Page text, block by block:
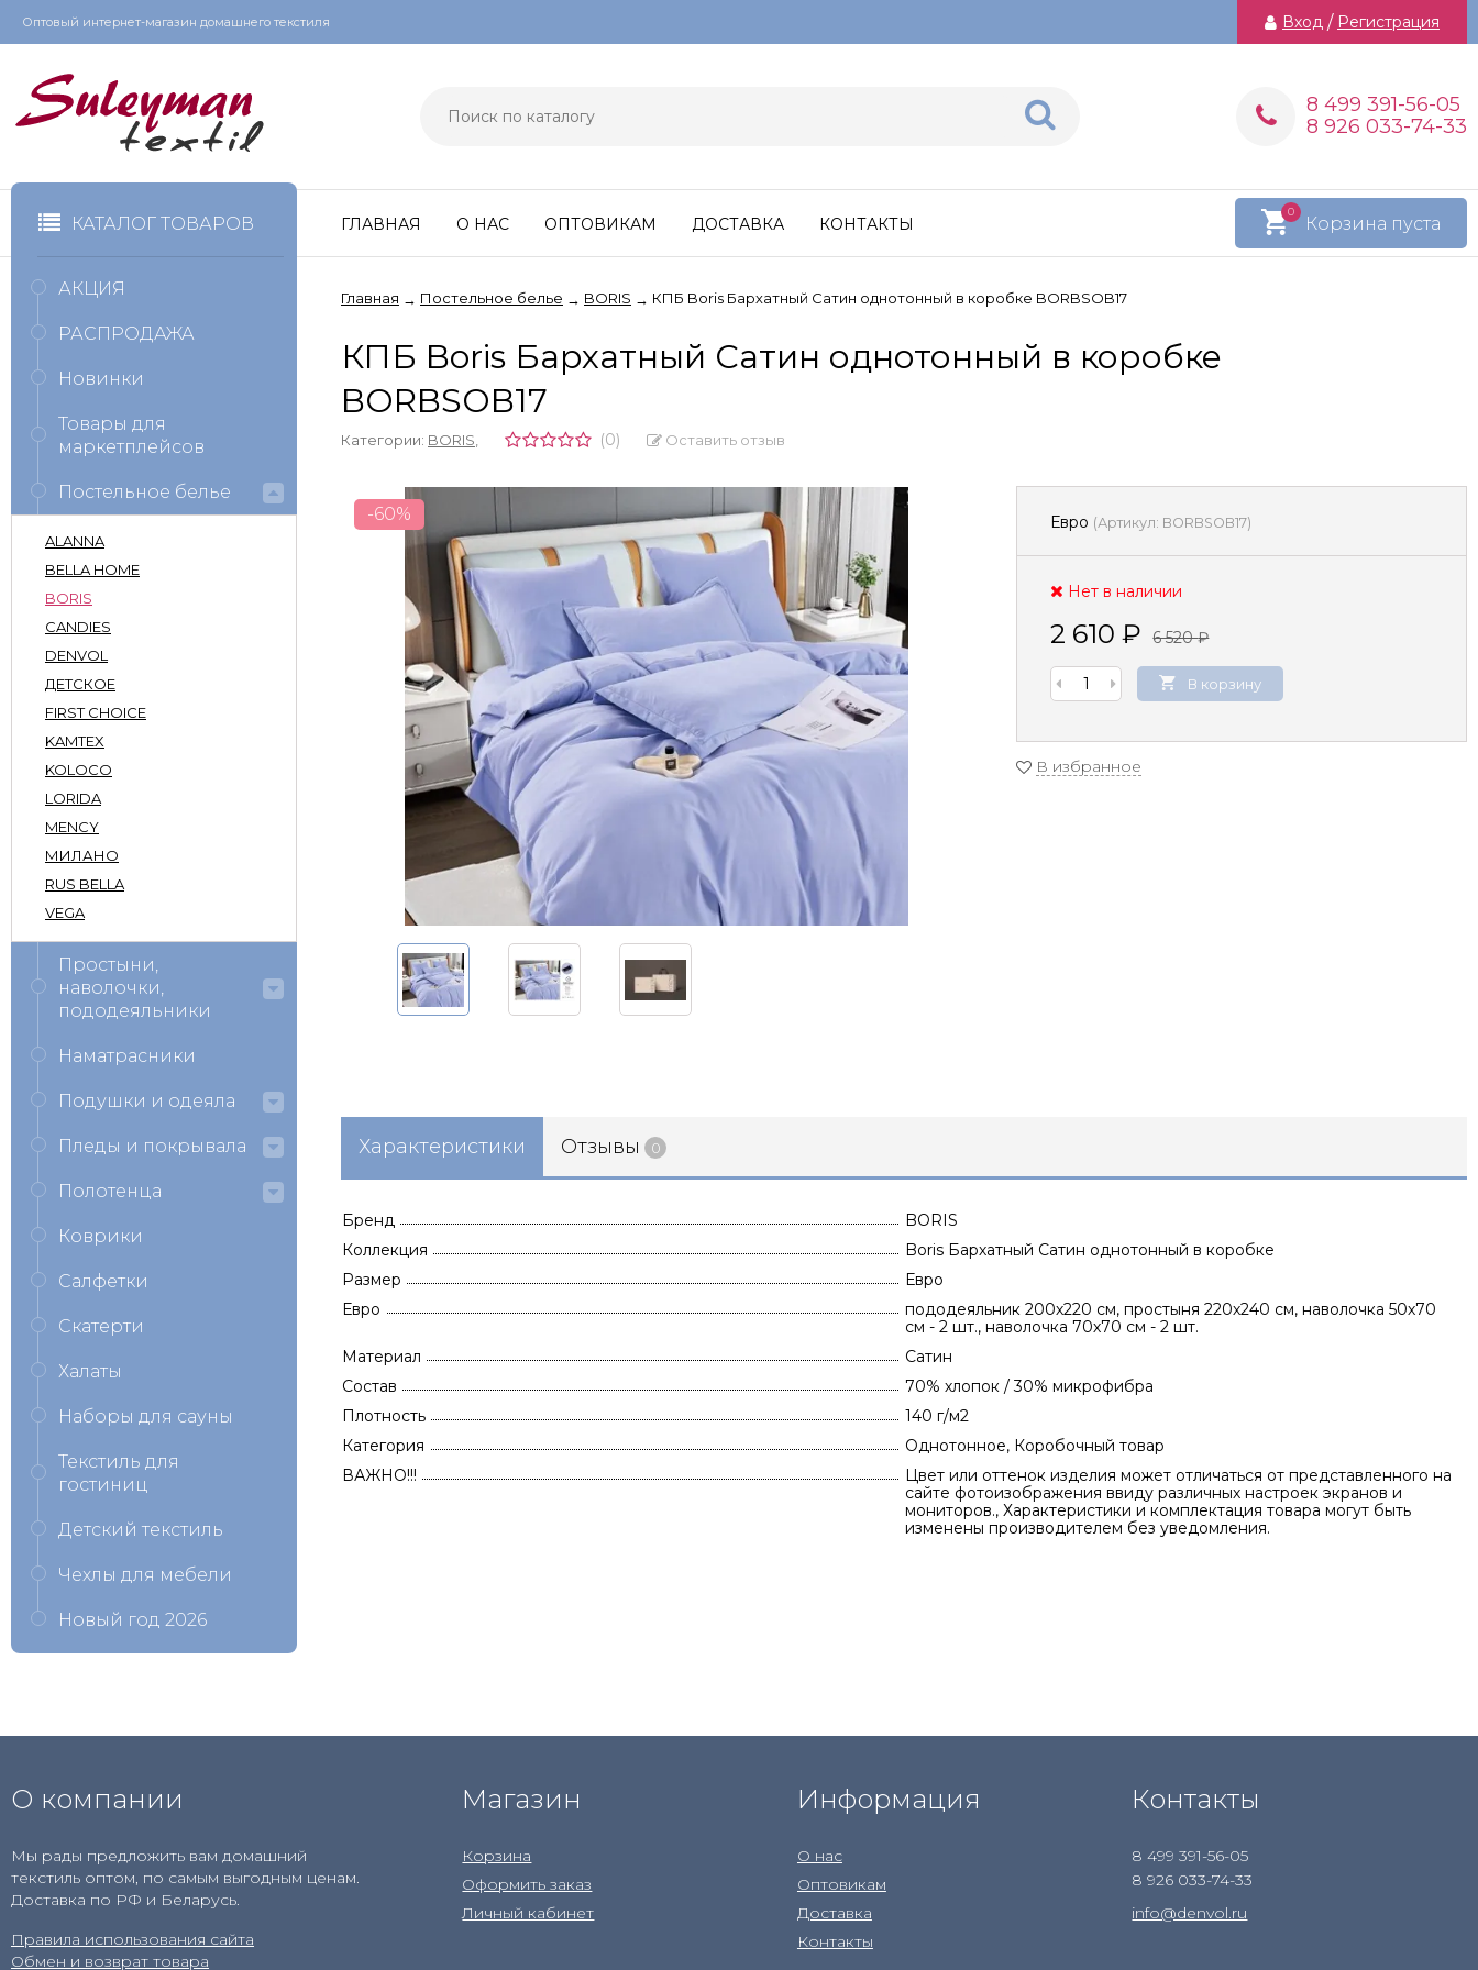
Оптовый интернет-магазин домашнего текстиля Вход / Регистрация
8 499 391-56-05
8 926 033-74-33
КАТАЛОГ ТОВАРОВ Корзина пуста
0
ГЛАВНАЯ О НАС ОПТОВИКАМ ДОСТАВКА КОНТАКТЫ
Главная → Постельное белье → BORIS → КПБ Boris Бархатный Сатин однотонный в коробке BORBSOB17
КПБ Boris Бархатный Сатин однотонный в коробке
BORBSOB17
Категории: BORIS (0) Оставить отзыв
-60% Евро (Артикул: BORBSOB17)
Нет в наличии
2 610₽ 6 520₽
В корзину
В избранное
Характеристики Отзывы 0
Бренд
BORIS
Коллекция
Boris Бархатный Сатин однотонный в коробке
Размер
Евро
Евро
пододеяльник 200х220 см, простыня 220х240 см, наволочка 50х70
см - 2 шт., наволочка 70х70 см - 2 шт.
Материал
Сатин
Состав
70% хлопок / 30% микрофибра
Плотность
140 г/м2
Категория
Однотонное, Коробочный товар
ВАЖНО!!!
Цвет или оттенок изделия может отличаться от представленного на
сайте фотоизображения ввиду различных настроек экранов и
мониторов., Характеристики и комплектация товара могут быть
изменены производителем без уведомления.
АКЦИЯ
РАСПРОДАЖА
Новинки
Товары для
маркетплейсов
Постельное белье
ALANNA
BELLA HOME
BORIS
CANDIES
DENVOL
ДЕТСКОЕ
FIRST CHOICE
KAMTEX
KOLOCO
LORIDA
MENCY
МИЛАНО
RUS BELLA
VEGA
Простыни,
наволочки,
пододеяльники
Наматрасники
Подушки и одеяла
Пледы и покрывала
Полотенца
Коврики
Салфетки
Скатерти
Халаты
Наборы для сауны
Текстиль для
гостиниц
Детский текстиль
Чехлы для мебели
Новый год 2026
О компании
Мы рады предложить вам домашний
текстиль оптом, по самым выгодным ценам.
Доставка по РФ и Беларусь.
Правила использования сайта
Обмен и возврат товара
Магазин
Корзина
Оформить заказ
Личный кабинет
Информация
О нас
Оптовикам
Доставка
Контакты
Контакты
8 499 391-56-05
8 926 033-74-33
info@denvol.ru